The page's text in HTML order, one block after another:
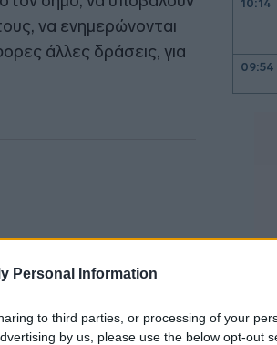
Personal Information
to third parties, or processing of your
by us, please use the below opt-out
να ενημερώνονται
άλλες δράσεις, για
10:14
09:54